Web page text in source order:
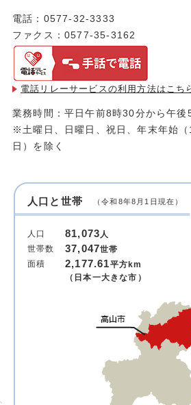
電話：0577-32-3333
ファクス：0577-35-3162
電話リレーサービスの利用方法は こち
業務時間：平日午前8時30分から午後
※土曜日、日曜日、祝日、年末年始
日）を除く
人口と世帯 （令和8年8月1日現在）
人口 81,073人
世帯数
37,047世帯
面積
2,177.61平方km
（日本一大きな市）